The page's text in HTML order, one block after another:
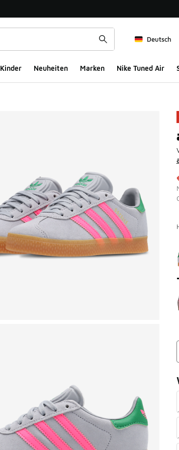
Deutsch
Kinder Neuheiten Marken Nike Tuned Air